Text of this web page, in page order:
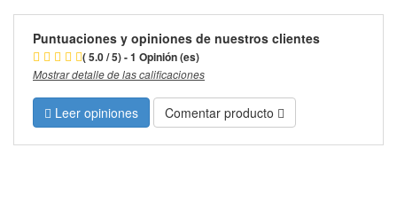
Puntuaciones y opiniones de nuestros clientes
( 5.0 / 5) - 1 Opinión (es)
Mostrar detalle de las calificaciones
Leer opiniones Comentar producto